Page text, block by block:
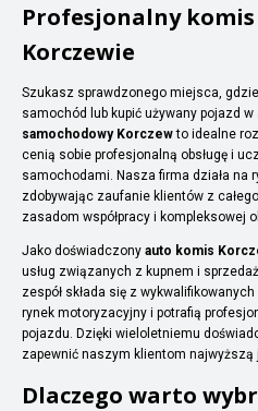
Profesjonalny
Korczewie
Szukasz sprawdzonego miejsca,
samochód lub kupić używany pojazd
samochodowy Korczewto idealne
cenią sobie profesjonalną obsługę i
samochodami. Nasza firma działa na
zdobywając zaufanie klientów z
zasadom współpracy i kompleksowej
Jako doświadczony auto komis
usług związanych z kupnem i
zespół składa się z
rynek motoryzacyjny i potrafią
pojazdu. Dzięki wieloletniemu
zapewnić naszym klientom najwyższą
Dlaczego warto